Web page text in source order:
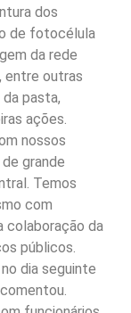
dos
de fotocélula
da rede
entre outras
pasta,
ações.
nossos
grande
Temos
com
colaboração da
públicos.
dia seguinte